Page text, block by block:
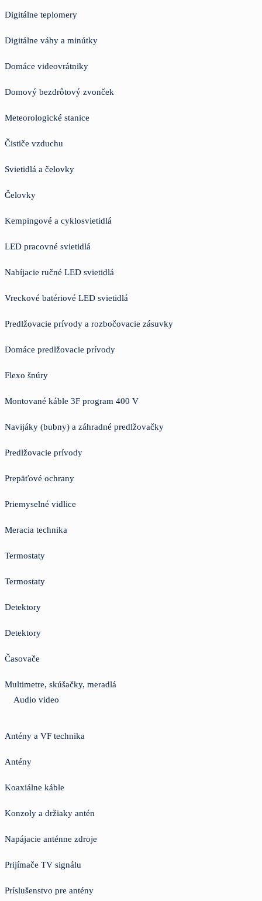
Digitálne teplomery
Digitálne váhy a minútky
Domáce videovrátniky
Domový bezdrôtový zvonček
Meteorologické stanice
Čističe vzduchu
Svietidlá a čelovky
Čelovky
Kempingové a cyklosvietidlá
LED pracovné svietidlá
Nabíjacie ručné LED svietidlá
Vreckové batériové LED svietidlá
Predlžovacie prívody a rozbočovacie zásuvky
Domáce predlžovacie prívody
Flexo šnúry
Montované káble 3F program 400 V
Navijáky (bubny) a záhradné predlžovačky
Predlžovacie prívody
Prepäťové ochrany
Priemyselné vidlice
Meracia technika
Termostaty
Termostaty
Detektory
Detektory
Časovače
Multimetre, skúšačky, meradlá
Audio video
Antény a VF technika
Antény
Koaxiálne káble
Konzoly a držiaky antén
Napájacie anténne zdroje
Prijímače TV signálu
Príslušenstvo pre antény